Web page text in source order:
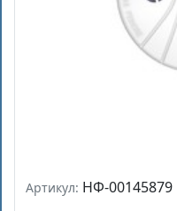
Артикул: НФ-00145879